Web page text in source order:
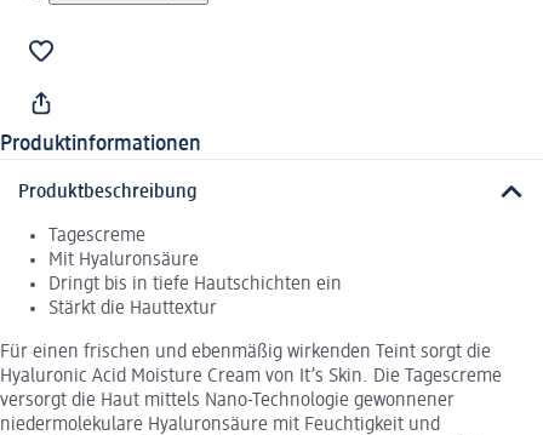
Produktinformationen
Produktbeschreibung
Tagescreme
Mit Hyaluronsäure
Dringt bis in tiefe Hautschichten ein
Stärkt die Hauttextur
Für einen frischen und ebenmäßig wirkenden Teint sorgt die
Hyaluronic Acid Moisture Cream von It’s Skin. Die Tagescreme
versorgt die Haut mittels Nano-Technologie gewonnener
niedermolekulare Hyaluronsäure mit Feuchtigkeit und